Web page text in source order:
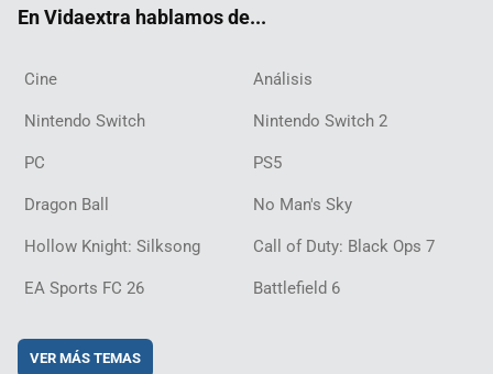
En Vidaextra hablamos de...
Cine Análisis
Nintendo Switch Nintendo Switch 2
PC PS5
Dragon Ball No Man's Sky
Hollow Knight: Silksong Call of Duty: Black Ops 7
EA Sports FC 26 Battlefield 6
VER MÁS TEMAS